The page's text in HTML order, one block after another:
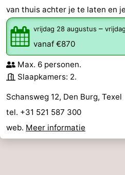
van thuis achter je te laten en
vrijdag 28 augustus –
vanaf €870
Max. 6 personen.
Slaapkamers: 2.
Schansweg 12, Den Burg, Texel
tel. +31 521 587 300
web. Meer informatie